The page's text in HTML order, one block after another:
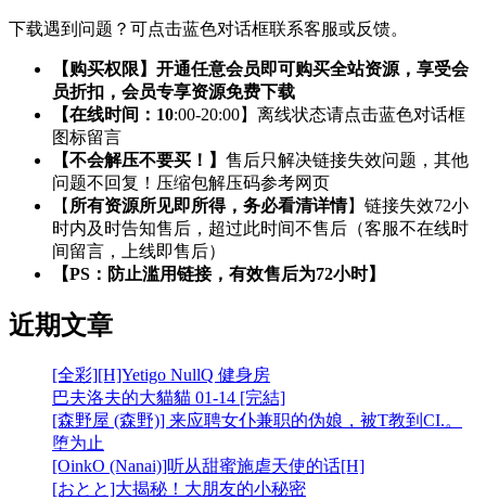
下载遇到问题？可点击蓝色对话框联系客服或反馈。
【购买权限】开通任意会员即可购买全站资源，享受会
员折扣，会员专享资源免费下载
【在线时间：10:00-20:00】离线状态请点击蓝色对话框
图标留言
【不会解压不要买！】 售后只解决链接失效问题，其他
问题不回复！压缩包解压码参考网页
【 所有资源所见即所得，务必看清详情】链接失效72小
时内及时告知售后，超过此时间不售后（客服不在线时
间留言，上线即售后）
【PS：防止滥用链接，有效售后为72小时】
近期文章
[全彩][H]Yetigo NullQ 健身房
巴夫洛夫的大貓貓 01-14 [完結]
[森野屋 (森野)] 来应聘女仆兼职的伪娘，被T教到CI.。
堕为止
[OinkO (Nanai)]听从甜蜜施虐天使的话[H]
[おとと]大揭秘！大朋友的小秘密